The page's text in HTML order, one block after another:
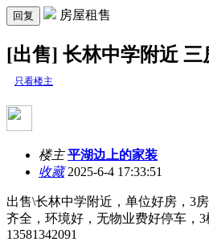
回复 房屋租售
[出售] 长林中学附近 三
只看楼主
楼主 平湖边上的家装
收藏2025-6-4 17:33:51
出售\长林中学附近，单位好房，3
齐全，环境好，无物业费好停车，3
13581342091